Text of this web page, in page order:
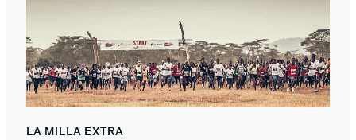
LA MILLA EXTRA